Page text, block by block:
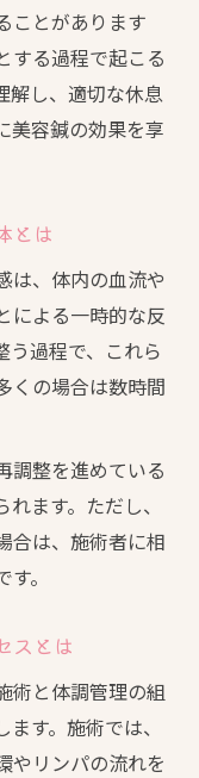
ことがあります
する過程で起こる
解し、適切な休息
美容鍼の効果を享
とは
は、体内の血流や
による一時的な反
う過程で、これら
くの場合は数時間
調整を進めている
ます。ただし、
合は、施術者に相
。
スとは
術と体調管理の組
す。施術では、
やリンパの流れを